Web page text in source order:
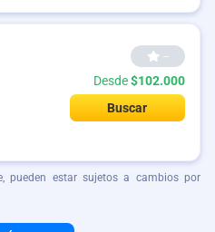
--
Desde$102.000
Buscar
pueden estar sujetos a cambios por